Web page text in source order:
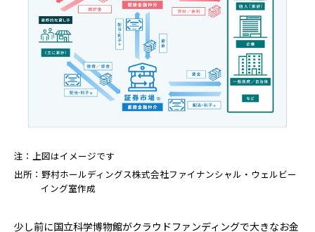
注：上図はイメージです
出所：野村ホールディングス株式会社ファイナンシャル・ウェルビー
イング室作成
少し前に国立科学博物館がクラウドファンディングで大きなお金